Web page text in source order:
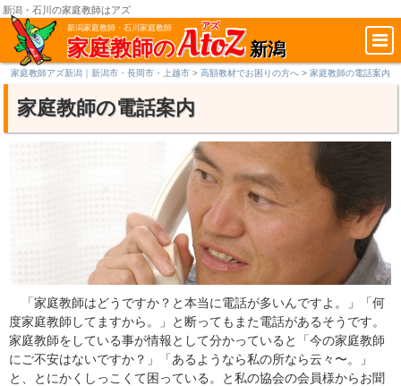
新潟家庭教師・石川家庭教師
家庭教師の
アズ
AtoZ 新潟
新潟・石川の家庭教師はアズ
家庭教師アズ新潟｜新潟市・長岡市・上越市 > 高額教材でお困りの方へ > 家庭教師の電話案内
家庭教師の電話案内
「家庭教師はどうですか？と本当に電話が多いんですよ。」「何
度家庭教師してますから。」と断ってもまた電話があるそうです。
家庭教師をしている事が情報として分かっていると「今の家庭教師
にご不安はないですか？」「あるようなら私の所なら云々〜。」
と、とにかくしっこくて困っている。と私の協会の会員様からお聞